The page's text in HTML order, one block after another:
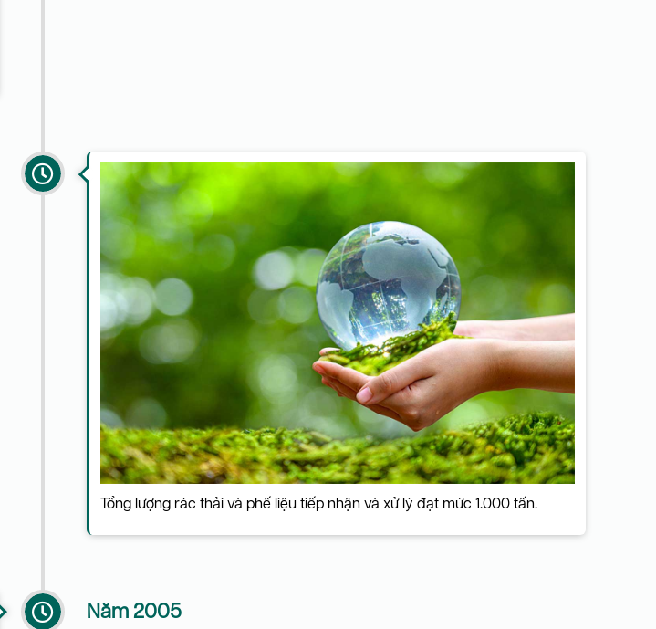
Tổng lượng rác thải và phế liệu tiếp nhận và xử lý đạt mức 1.000 tấn.
Năm 2005